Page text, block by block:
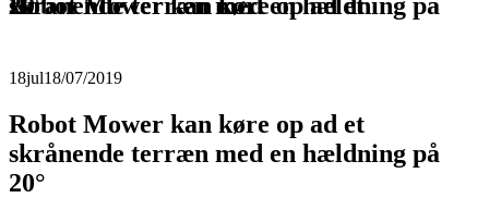
18jul18/07/2019
Robot Mower kan køre op ad et
skrånende terræn med en hældning på
20°